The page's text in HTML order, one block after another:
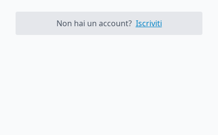
Non hai un account? Iscriviti